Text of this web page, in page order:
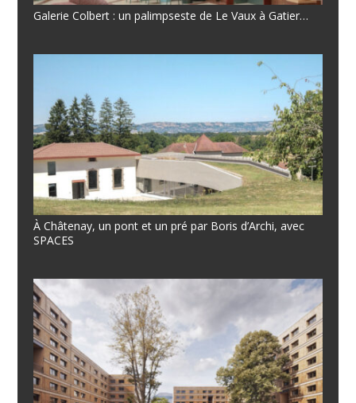
Galerie Colbert : un palimpseste de Le Vaux à Gatier…
À Châtenay, un pont et un pré par Boris d’Archi, avec
SPACES